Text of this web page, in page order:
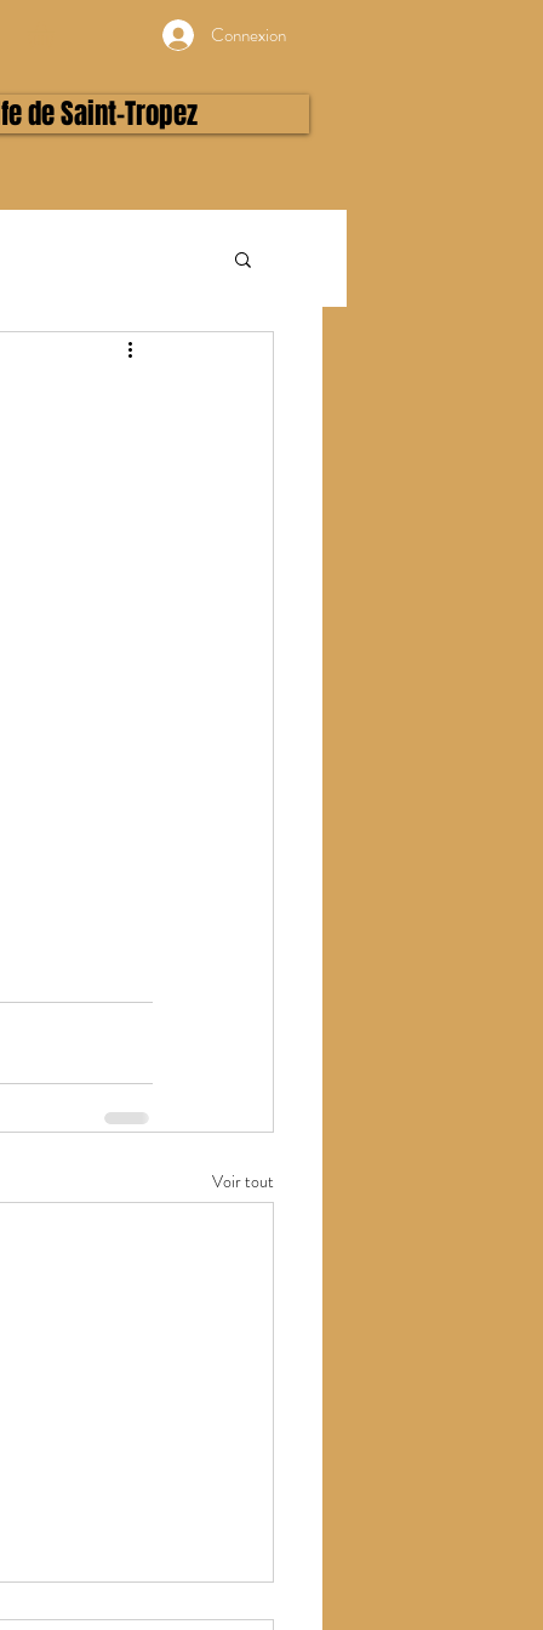
Connexion
de Saint-Tropez
Voir tout